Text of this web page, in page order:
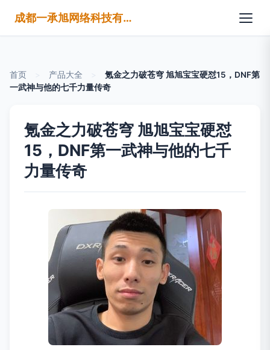
成都一承旭网络科技有限公司
首页 产品大全
氪金之力破苍穹 旭旭宝宝硬怼15，DNF第
一武神与他的七千力量传奇
氪金之力破苍穹 旭旭宝宝硬怼
15，DNF第一武神与他的七千
力量传奇